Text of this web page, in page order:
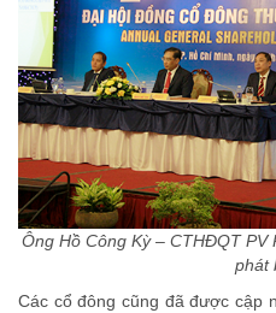
Ông Hồ Công Kỳ – CTHĐQT PV
phát
Các cổ đông cũng đã được cập